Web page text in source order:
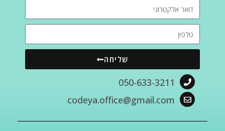
שליחה
050-633-3211
codeya.office@gmail.com